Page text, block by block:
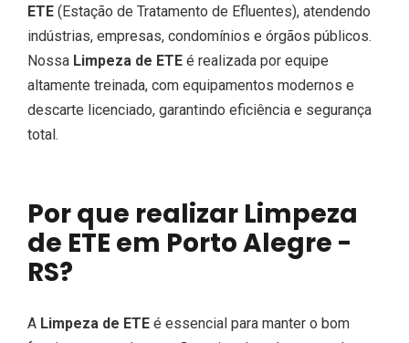
ETE (Estação de Tratamento de Efluentes), atendendo
indústrias, empresas, condomínios e órgãos públicos.
Nossa Limpeza de ETE é realizada por equipe
altamente treinada, com equipamentos modernos e
descarte licenciado, garantindo eficiência e segurança
total.
Por que realizar Limpeza
de ETE em Porto Alegre -
RS?
A Limpeza de ETE é essencial para manter o bom